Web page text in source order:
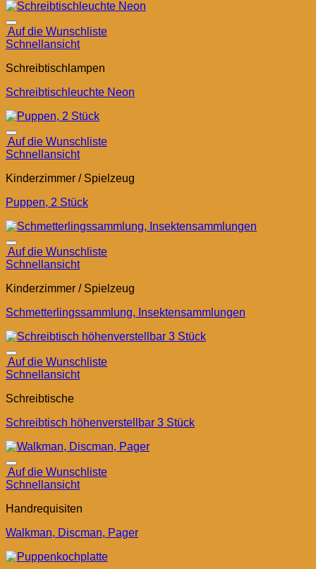
Auf die Wunschliste
Schnellansicht
Schreibtischlampen
Schreibtischleuchte Neon
Auf die Wunschliste
Schnellansicht
Kinderzimmer / Spielzeug
Puppen, 2 Stück
Auf die Wunschliste
Schnellansicht
Kinderzimmer / Spielzeug
Schmetterlingssammlung, Insektensammlungen
Auf die Wunschliste
Schnellansicht
Schreibtische
Schreibtisch höhenverstellbar 3 Stück
Auf die Wunschliste
Schnellansicht
Handrequisiten
Walkman, Discman, Pager